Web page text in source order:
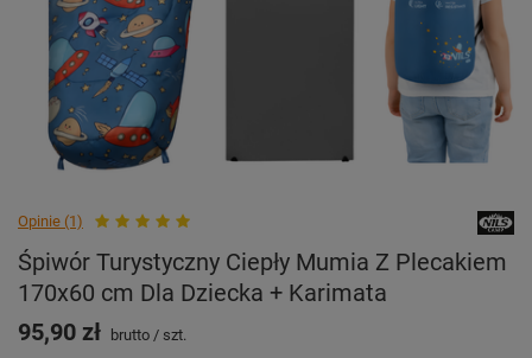
Opinie (1)
Śpiwór Turystyczny Ciepły Mumia Z Plecakiem
170x60 cm Dla Dziecka + Karimata
95,90 zł brutto / szt.